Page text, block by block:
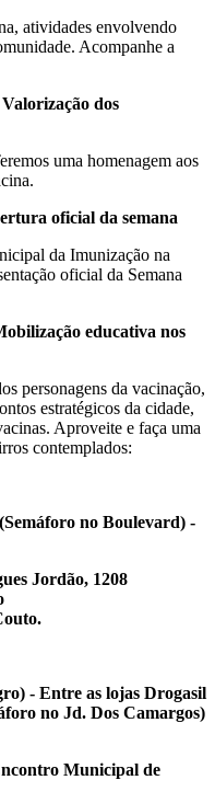
atividades envolvendo
Acompanhe a
dos
uma homenagem aos
oficial da semana
da Imunização na
oficial da Semana
educativa nos
personagens da vacinação,
estratégicos da cidade,
Aproveite e faça uma
contemplados:
no Boulevard) -
Jordão, 1208
- Entre as lojas Drogasil
no Jd. Dos Camargos)
Municipal de